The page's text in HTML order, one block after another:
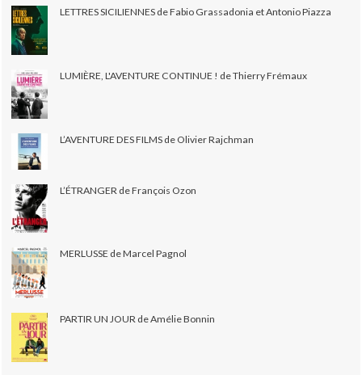
LETTRES SICILIENNES de Fabio Grassadonia et Antonio Piazza
LUMIÈRE, L'AVENTURE CONTINUE ! de Thierry Frémaux
L’AVENTURE DES FILMS de Olivier Rajchman
L’ÉTRANGER de François Ozon
MERLUSSE de Marcel Pagnol
PARTIR UN JOUR de Amélie Bonnin